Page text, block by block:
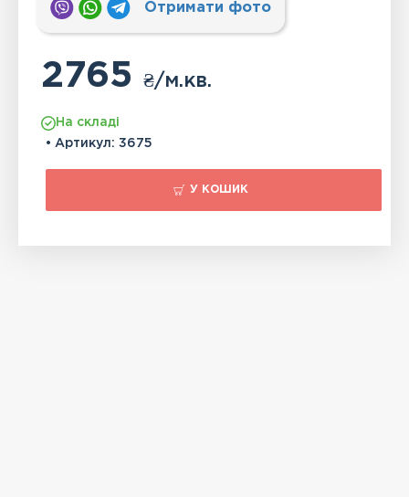
Отримати фото
2765₴/м.кв.
На складі
• Артикул: 3675
У КОШИК